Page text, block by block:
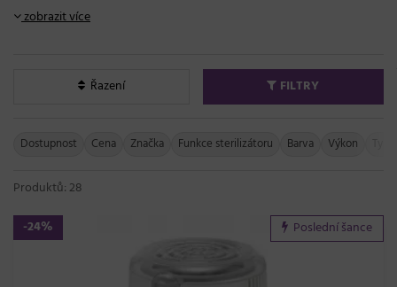
zobrazit více
Řazení FILTRY
Dostupnost Cena Značka Funkce sterilizátoru Barva Výkon
Produktů: 28
-24%
Poslední šance